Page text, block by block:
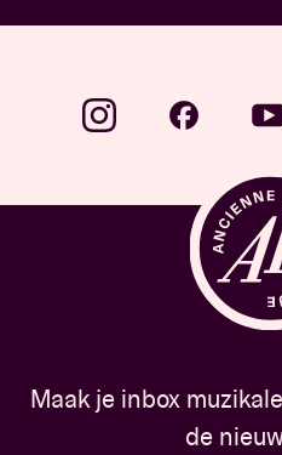
Maak je inbox
de